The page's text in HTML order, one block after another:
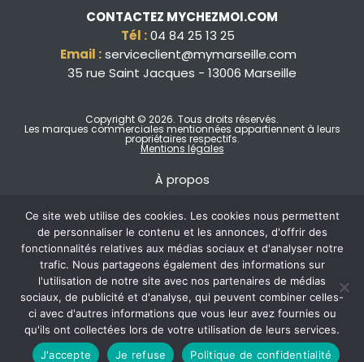
CONTACTEZ MYCHEZMOI.COM
Tél :04 84 25 13 25
Email : serviceclient@mymarseille.com
35 rue Saint Jacques - 13006 Marseille
Copyright © 2026. Tous droits réservés.
Les marques commerciales mentionnées appartiennent à leurs
propriétaires respectifs.
Mentions légales
À propos
Ce site web utilise des cookies. Les cookies nous permettent
de personnaliser le contenu et les annonces, d'offrir des
fonctionnalités relatives aux médias sociaux et d'analyser notre
trafic. Nous partageons également des informations sur
l'utilisation de notre site avec nos partenaires de médias
sociaux, de publicité et d'analyse, qui peuvent combiner celles-
ci avec d'autres informations que vous leur avez fournies ou
qu'ils ont collectées lors de votre utilisation de leurs services.
J'accepte
Je refuse Politique de confidentialité